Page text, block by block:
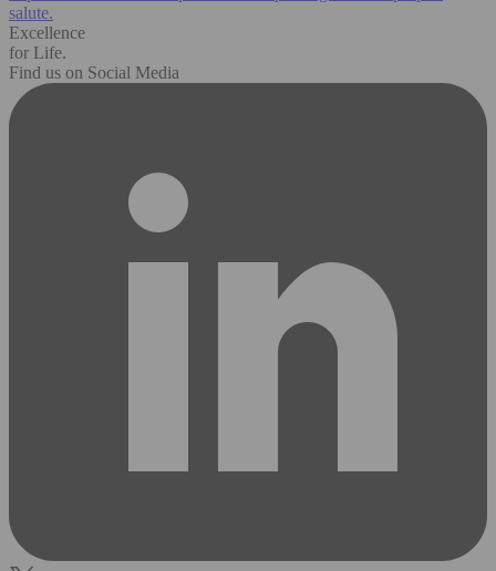
salute.
Excellence
for Life.
Find us on Social Media